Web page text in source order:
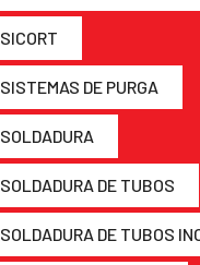
SICORT
SISTEMAS DE PURGA
SOLDADURA
SOLDADURA DE TUBOS
SOLDADURA DE TUBOS